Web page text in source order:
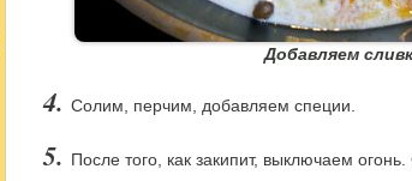
Добавляем
Солим, перчим, добавляем специи.
После того, как закипит, выключаем